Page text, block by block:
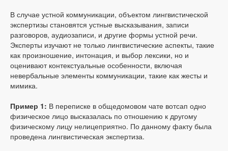
В случае устной коммуникации, объектом лингвистической
экспертизы становятся устные высказывания, записи
разговоров, аудиозаписи, и другие формы устной речи.
Эксперты изучают не только лингвистические аспекты, такие
как произношение, интонация, и выбор лексики, но и
оценивают контекстуальные особенности, включая
невербальные элементы коммуникации, такие как жесты и
мимика.
Пример 1: В переписке в общедомовом чате вотсап одно
физическое лицо высказалась по отношению к другому
физическому лицу нелицеприятно. По данному факту была
проведена лингвистическая экспертиза.